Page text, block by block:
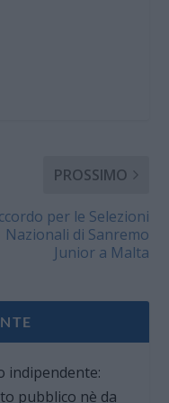
PROSSIMO
per le Selezioni
Nazionali di Sanremo
Junior a Malta
indipendente:
pubblico nè da